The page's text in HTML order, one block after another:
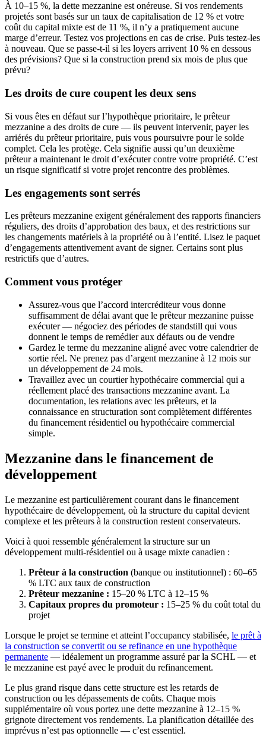
À 10–15 %, la dette mezzanine est onéreuse. Si vos rendements
projetés sont basés sur un taux de capitalisation de 12 % et votre
coût du capital mixte est de 11 %, il n’y a pratiquement aucune
marge d’erreur. Testez vos projections en cas de crise. Puis testez-les
à nouveau. Que se passe-t-il si les loyers arrivent 10 % en dessous
des prévisions? Que si la construction prend six mois de plus que
prévu?
Les droits de cure coupent les deux sens
Si vous êtes en défaut sur l’hypothèque prioritaire, le prêteur
mezzanine a des droits de cure — ils peuvent intervenir, payer les
arriérés du prêteur prioritaire, puis vous poursuivre pour le solde
complet. Cela les protège. Cela signifie aussi qu’un deuxième
prêteur a maintenant le droit d’exécuter contre votre propriété. C’est
un risque significatif si votre projet rencontre des problèmes.
Les engagements sont serrés
Les prêteurs mezzanine exigent généralement des rapports financiers
réguliers, des droits d’approbation des baux, et des restrictions sur
les changements matériels à la propriété ou à l’entité. Lisez le paquet
d’engagements attentivement avant de signer. Certains sont plus
restrictifs que d’autres.
Comment vous protéger
Assurez-vous que l’accord intercréditeur vous donne
suffisamment de délai avant que le prêteur mezzanine puisse
exécuter — négociez des périodes de standstill qui vous
donnent le temps de remédier aux défauts ou de vendre
Gardez le terme du mezzanine aligné avec votre calendrier de
sortie réel. Ne prenez pas d’argent mezzanine à 12 mois sur
un développement de 24 mois.
Travaillez avec un courtier hypothécaire commercial qui a
réellement placé des transactions mezzanine avant. La
documentation, les relations avec les prêteurs, et la
connaissance en structuration sont complètement différentes
du financement résidentiel ou hypothécaire commercial
simple.
Mezzanine dans le financement de
développement
Le mezzanine est particulièrement courant dans le financement
hypothécaire de développement, où la structure du capital devient
complexe et les prêteurs à la construction restent conservateurs.
Voici à quoi ressemble généralement la structure sur un
développement multi-résidentiel ou à usage mixte canadien :
Prêteur à la construction (banque ou institutionnel) : 60–65
% LTC aux taux de construction
Prêteur mezzanine : 15–20 % LTC à 12–15 %
Capitaux propres du promoteur : 15–25 % du coût total du
projet
Lorsque le projet se termine et atteint l’occupancy stabilisée, le prêt à
la construction se convertit ou se refinance en une hypothèque
permanente — idéalement un programme assuré par la SCHL — et
le mezzanine est payé avec le produit du refinancement.
Le plus grand risque dans cette structure est les retards de
construction ou les dépassements de coûts. Chaque mois
supplémentaire où vous portez une dette mezzanine à 12–15 %
grignote directement vos rendements. La planification détaillée des
imprévus n’est pas optionnelle — c’est essentiel.